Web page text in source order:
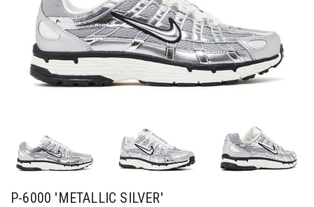
P-6000 'METALLIC SILVER'